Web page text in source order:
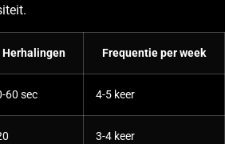
Herhalingen Frequentie per week
60 sec 4-5 keer
3-4 keer